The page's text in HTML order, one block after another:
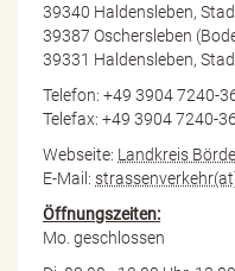
39340 Haldensleben,
39387 Oschersleben
39331 Haldensleben,
Telefon: +49 3904 7240-
Telefax: +49 3904 7240-
Webseite: Landkreis
E-Mail:
Öffnungszeiten:
Mo. geschlossen